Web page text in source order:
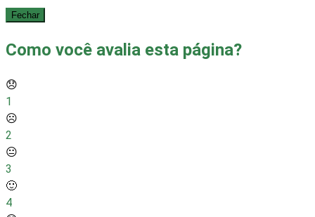
Fechar
Como você avalia esta página?
😞
1
☹️
2
😐
3
🙂
4